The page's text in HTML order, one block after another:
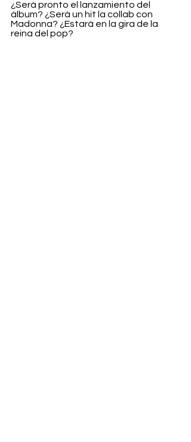
¿Será pronto el lanzamiento del
álbum? ¿Será un hit la collab con
Madonna? ¿Estará en la gira de la
reina del pop?